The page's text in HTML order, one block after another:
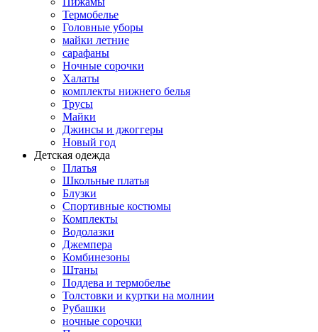
Термобелье
Головные уборы
майки летние
сарафаны
Ночные сорочки
Халаты
комплекты нижнего белья
Трусы
Майки
Джинсы и джоггеры
Новый год
Детская одежда
Платья
Школьные платья
Блузки
Спортивные костюмы
Комплекты
Водолазки
Джемпера
Комбинезоны
Штаны
Поддева и термобелье
Толстовки и куртки на молнии
Рубашки
ночные сорочки